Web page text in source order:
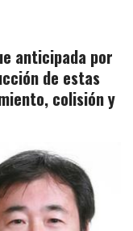
anticipada por
de estas
colisión y